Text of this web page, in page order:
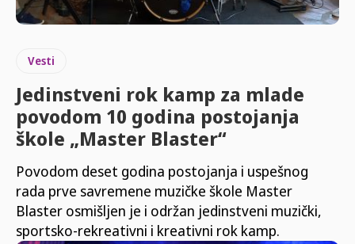
Vesti
Jedinstveni rok kamp za mlade
povodom 10 godina postojanja
škole „Master Blaster“
Povodom deset godina postojanja i uspešnog
rada prve savremene muzičke škole Master
Blaster osmišljen je i održan jedinstveni muzički,
sportsko-rekreativni i kreativni rok kamp.